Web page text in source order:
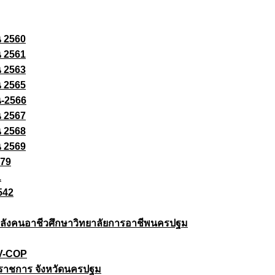
2560
2561
2563
2565
2566
2567
2568
2569
งคนอาชีวศึกษาวิทยาลัยการอาชีพนครปฐม
COP
าชการ จังหวัดนครปฐม